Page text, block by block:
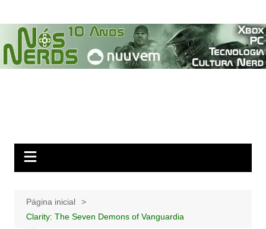
para
conteúdo
Página inicial
Clarity: The Seven Demons of Vanguardia